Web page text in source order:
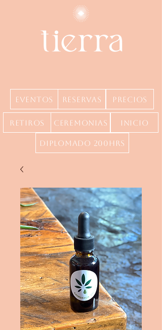
Reservas
Eventos precios
Ceremonias
Retiros inicio
Diplomado 200hrs